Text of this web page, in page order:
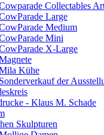
Collectables
Large
Medium
Mini
X-Large
Kühe
Sonderverkauf der
- Klaus M. Schade
Skulpturen